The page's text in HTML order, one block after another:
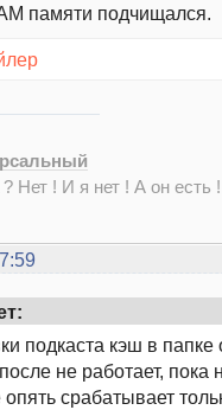
памяти подчищался.
Нет ! И я нет ! А он есть
подкаста кэш в папке
не работает, пока
срабатывает